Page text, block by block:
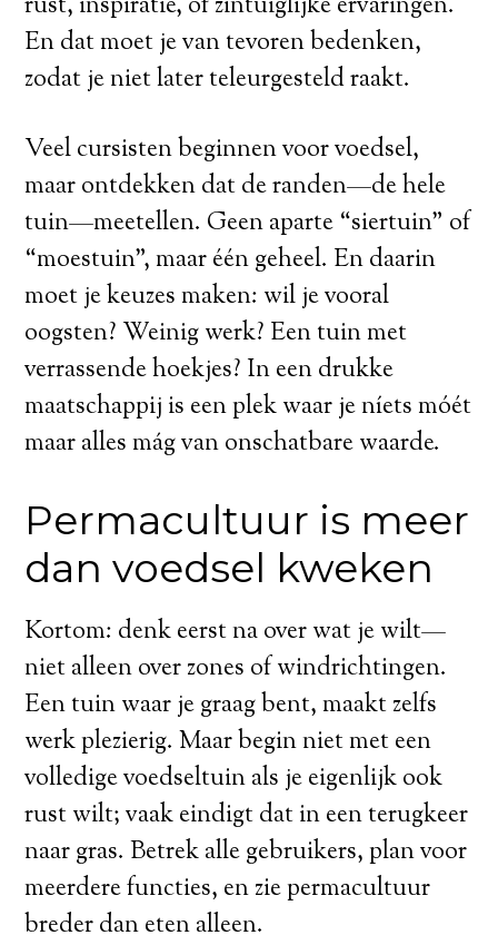
En dat moet je van tevoren bedenken,
zodat je niet later teleurgesteld raakt.
Veel cursisten beginnen voor voedsel,
maar ontdekken dat de randen—de hele
tuin—meetellen. Geen aparte “siertuin” of
“moestuin”, maar één geheel. En daarin
moet je keuzes maken: wil je vooral
oogsten? Weinig werk? Een tuin met
verrassende hoekjes? In een drukke
maatschappij is een plek waar je níets móét
maar alles mág van onschatbare waarde.
Permacultuur is meer
dan voedsel kweken
Kortom: denk eerst na over wat je wilt—
niet alleen over zones of windrichtingen.
Een tuin waar je graag bent, maakt zelfs
werk plezierig. Maar begin niet met een
volledige voedseltuin als je eigenlijk ook
rust wilt; vaak eindigt dat in een terugkeer
naar gras. Betrek alle gebruikers, plan voor
meerdere functies, en zie permacultuur
breder dan eten alleen.